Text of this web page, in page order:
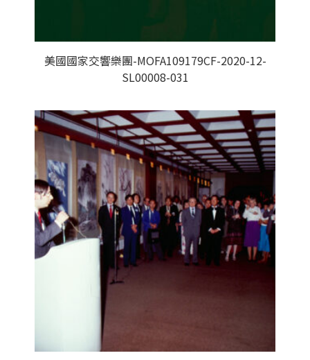
美國國家交響樂團-MOFA109179CF-2020-12-
SL00008-031